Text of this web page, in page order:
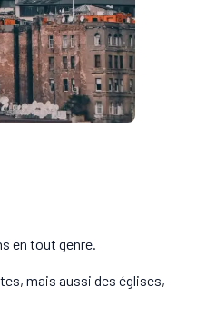
en tout genre.
mais aussi des églises,